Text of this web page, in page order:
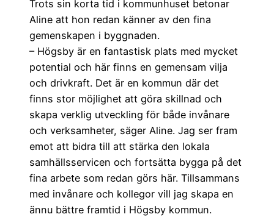
Trots sin korta tid i kommunhuset betonar
Aline att hon redan känner av den fina
gemenskapen i byggnaden.
– Högsby är en fantastisk plats med mycket
potential och här finns en gemensam vilja
och drivkraft. Det är en kommun där det
finns stor möjlighet att göra skillnad och
skapa verklig utveckling för både invånare
och verksamheter, säger Aline. Jag ser fram
emot att bidra till att stärka den lokala
samhällsservicen och fortsätta bygga på det
fina arbete som redan görs här. Tillsammans
med invånare och kollegor vill jag skapa en
ännu bättre framtid i Högsby kommun.